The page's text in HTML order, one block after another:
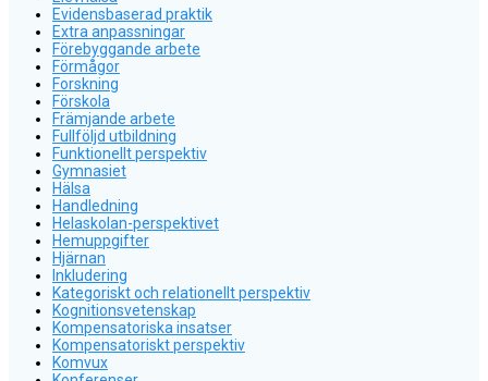
Evidensbaserad praktik
Extra anpassningar
Förebyggande arbete
Förmågor
Forskning
Förskola
Främjande arbete
Fullföljd utbildning
Funktionellt perspektiv
Gymnasiet
Hälsa
Handledning
Helaskolan-perspektivet
Hemuppgifter
Hjärnan
Inkludering
Kategoriskt och relationellt perspektiv
Kognitionsvetenskap
Kompensatoriska insatser
Kompensatoriskt perspektiv
Komvux